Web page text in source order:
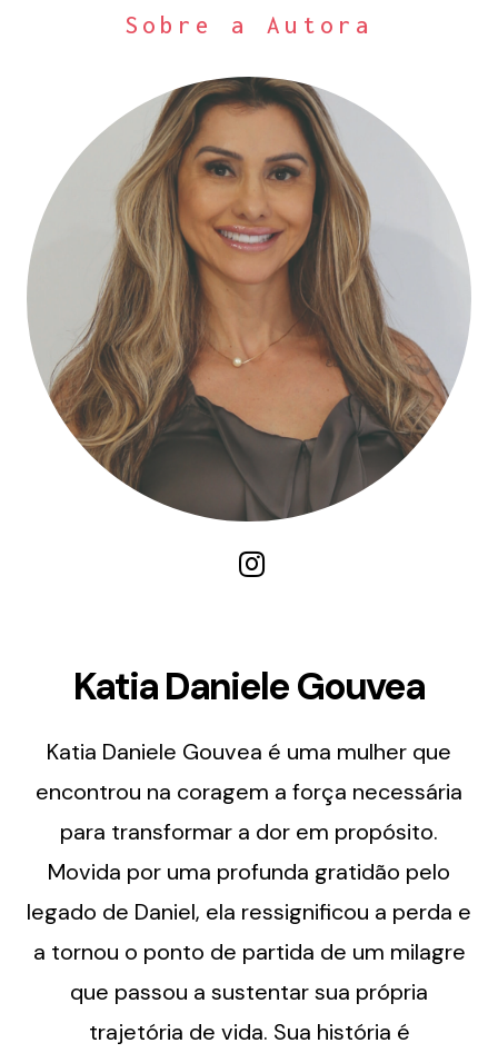
Sobre a Autora
Katia Daniele Gouvea
Katia Daniele Gouvea é uma mulher que
encontrou na coragem a força necessária
para transformar a dor em propósito.
Movida por uma profunda gratidão pelo
legado de Daniel, ela ressignificou a perda e
a tornou o ponto de partida de um milagre
que passou a sustentar sua própria
trajetória de vida. Sua história é